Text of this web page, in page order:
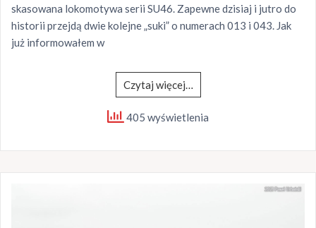
skasowana lokomotywa serii SU46. Zapewne dzisiaj i jutro do
historii przejdą dwie kolejne „suki” o numerach 013 i 043. Jak
już informowałem w
Czytaj więcej…
405 wyświetlenia